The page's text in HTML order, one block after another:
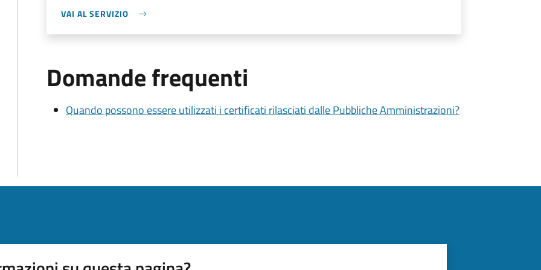
VAI AL SERVIZIO
Domande frequenti
Quando possono essere utilizzati i certificati rilasciati dalle Pubbliche Amministrazioni?